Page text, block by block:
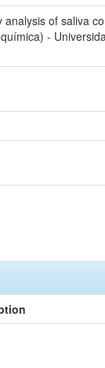
of saliva
-